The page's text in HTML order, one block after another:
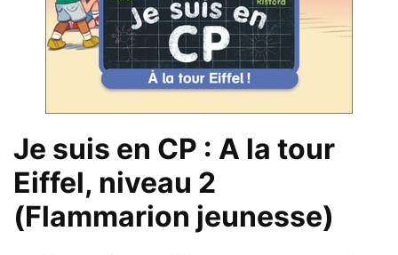
Je suis en CP : A la tour
Eiffel, niveau 2
(Flammarion jeunesse)